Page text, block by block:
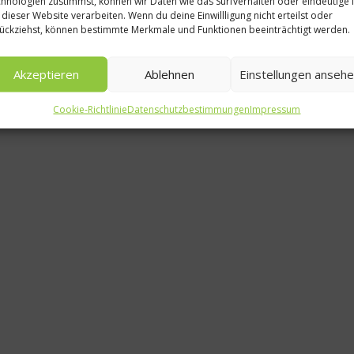
dieser Website verarbeiten. Wenn du deine Einwillligung nicht erteilst oder
können bestimmte Merkmale und Funktionen beeinträchtigt werden.
Akzeptieren Ablehnen Einstellungen
Cookie-RichtlinieDatenschutzbestimmungenImpressum
Rezepte
Castello
Chili auf